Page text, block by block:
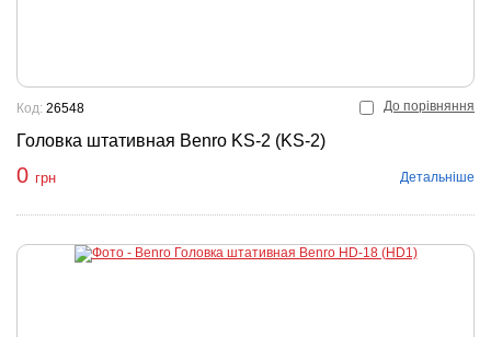
До порівняння
Головка штативная Benro KS-2 (KS-2)
Код: 26548
0 грн Детальніше